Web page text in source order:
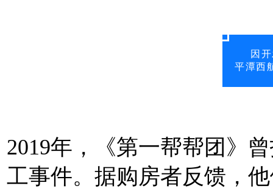
因
平潭西
2019年，《第一帮帮团》
工事件。据购房者反馈，